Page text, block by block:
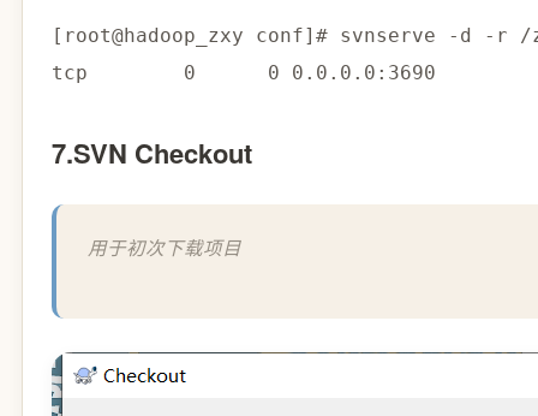
[ root@hadoop_zxy conf] # svnserve -d -r /
tcp 0 0 0.0
7.SVN Checkout
用于初次下载项目